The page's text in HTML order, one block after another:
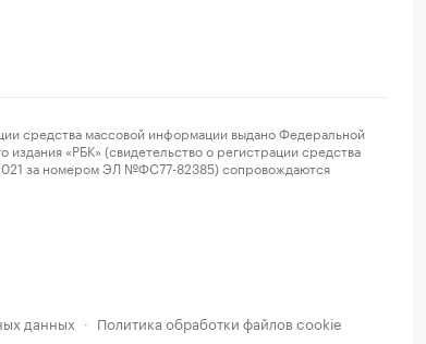
средства массовой информации выдано Федеральной
«РБК» (свидетельство о регистрации средства
за номером ЭЛ №ФС77-82385) сопровождаются
данных · Политика обработки файлов cookie